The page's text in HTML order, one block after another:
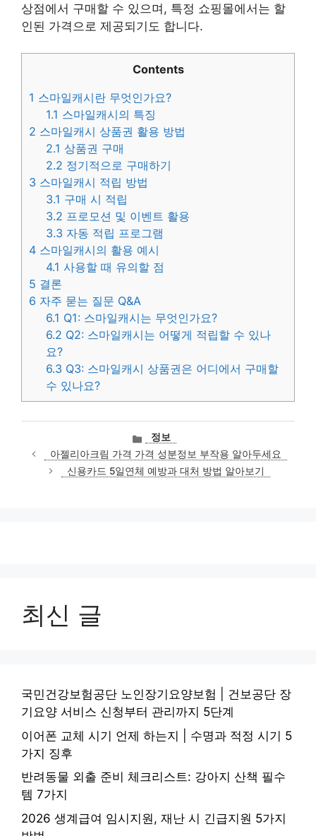
상점에서 구매할 수 있으며, 특정 쇼핑몰에서는 할
인된 가격으로 제공되기도 합니다.
Contents
1 스마일캐시란 무엇인가요?
1.1 스마일캐시의 특징
2 스마일캐시 상품권 활용 방법
2.1 상품권 구매
2.2 정기적으로 구매하기
3 스마일캐시 적립 방법
3.1 구매 시 적립
3.2 프로모션 및 이벤트 활용
3.3 자동 적립 프로그램
4 스마일캐시의 활용 예시
4.1 사용할 때 유의할 점
5 결론
6 자주 묻는 질문 Q&A
6.1 Q1: 스마일캐시는 무엇인가요?
6.2 Q2: 스마일캐시는 어떻게 적립할 수 있나
요?
6.3 Q3: 스마일캐시 상품권은 어디에서 구매할
수 있나요?
카
테
고
리
정보
아젤리아크림 가격 가격 성분정보 부작용 알아두세요
신용카드 5일연체 예방과 대처 방법 알아보기
최신 글
국민건강보험공단 노인장기요양보험 | 건보공단 장
기요양 서비스 신청부터 관리까지 5단계
이어폰 교체 시기 언제 하는지 | 수명과 적정 시기 5
가지 징후
반려동물 외출 준비 체크리스트: 강아지 산책 필수
템 7가지
2026 생계급여 임시지원, 재난 시 긴급지원 5가지